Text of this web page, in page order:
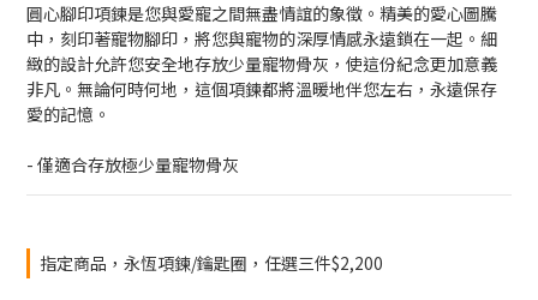
圓心腳印項鍊是您與愛寵之間無盡情誼的象徵。精美的愛心圖騰
中，刻印著寵物腳印，將您與寵物的深厚情感永遠鎖在一起。細
緻的設計允許您安全地存放少量寵物骨灰，使這份紀念更加意義
非凡。無論何時何地，這個項鍊都將溫暖地伴您左右，永遠保存
愛的記憶。
- 僅適合存放極少量寵物骨灰
指定商品，永恆項鍊/鑰匙圈，任選三件$2,200